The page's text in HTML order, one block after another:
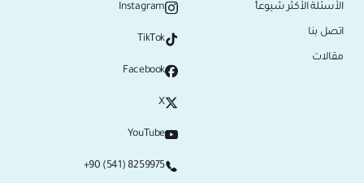
الأسئلة الأكثر شيوعاً
اتصل بنا
مقالات
Instagram
TikTok
Facebook
X
YouTube
+90 (541) 8259975